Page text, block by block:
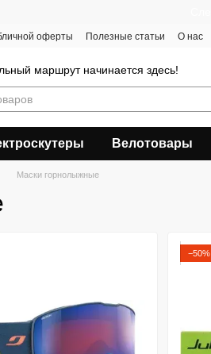
оферты Полезные статьи О нас
маршрут начинается здесь!
Велотовары
Маски горнолыжные
−50%